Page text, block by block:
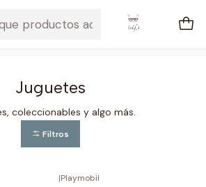
gratis en compras mayores a $2100
Juguetes
coleccionables y algo más.
Filtros
|Playmobil